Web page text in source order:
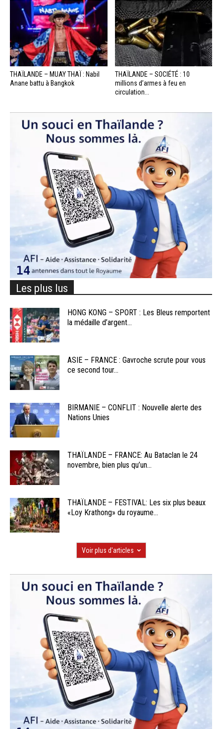
THAÏLANDE – MUAY THAÏ : Nabil
Anane battu à Bangkok
THAÏLANDE – SOCIÉTÉ : 10
millions d’armes à feu en
circulation...
Les plus lus
HONG KONG – SPORT : Les Bleus remportent
la médaille d’argent...
ASIE – FRANCE : Gavroche scrute pour vous
ce second tour...
BIRMANIE – CONFLIT : Nouvelle alerte des
Nations Unies
THAÏLANDE – FRANCE: Au Bataclan le 24
novembre, bien plus qu’un...
THAÏLANDE – FESTIVAL: Les six plus beaux
«Loy Krathong» du royaume...
Voir plus d'articles